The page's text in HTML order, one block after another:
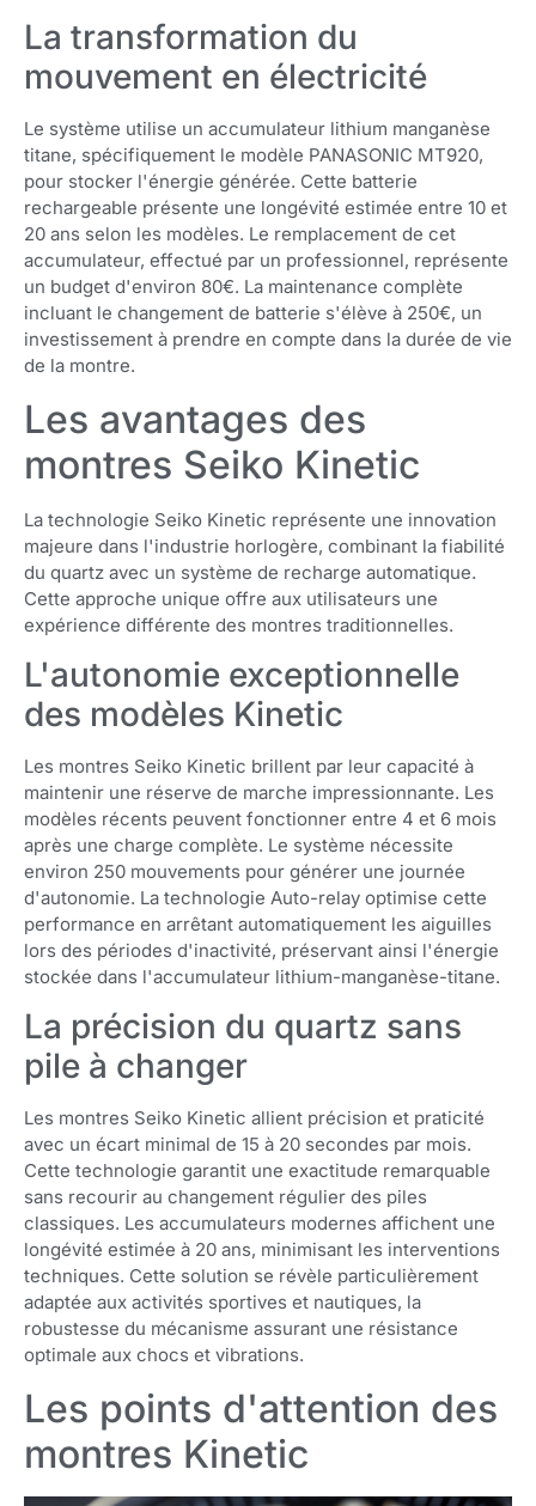
La transformation du
mouvement en électricité
Le système utilise un accumulateur lithium manganèse
titane, spécifiquement le modèle PANASONIC MT920,
pour stocker l'énergie générée. Cette batterie
rechargeable présente une longévité estimée entre 10 et
20 ans selon les modèles. Le remplacement de cet
accumulateur, effectué par un professionnel, représente
un budget d'environ 80€. La maintenance complète
incluant le changement de batterie s'élève à 250€, un
investissement à prendre en compte dans la durée de vie
de la montre.
Les avantages des
montres Seiko Kinetic
La technologie Seiko Kinetic représente une innovation
majeure dans l'industrie horlogère, combinant la fiabilité
du quartz avec un système de recharge automatique.
Cette approche unique offre aux utilisateurs une
expérience différente des montres traditionnelles.
L'autonomie exceptionnelle
des modèles Kinetic
Les montres Seiko Kinetic brillent par leur capacité à
maintenir une réserve de marche impressionnante. Les
modèles récents peuvent fonctionner entre 4 et 6 mois
après une charge complète. Le système nécessite
environ 250 mouvements pour générer une journée
d'autonomie. La technologie Auto-relay optimise cette
performance en arrêtant automatiquement les aiguilles
lors des périodes d'inactivité, préservant ainsi l'énergie
stockée dans l'accumulateur lithium-manganèse-titane.
La précision du quartz sans
pile à changer
Les montres Seiko Kinetic allient précision et praticité
avec un écart minimal de 15 à 20 secondes par mois.
Cette technologie garantit une exactitude remarquable
sans recourir au changement régulier des piles
classiques. Les accumulateurs modernes affichent une
longévité estimée à 20 ans, minimisant les interventions
techniques. Cette solution se révèle particulièrement
adaptée aux activités sportives et nautiques, la
robustesse du mécanisme assurant une résistance
optimale aux chocs et vibrations.
Les points d'attention des
montres Kinetic